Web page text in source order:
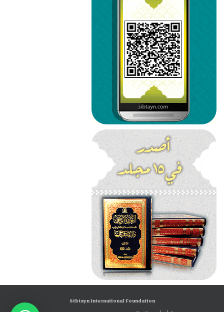
Sibtayn International Foundation